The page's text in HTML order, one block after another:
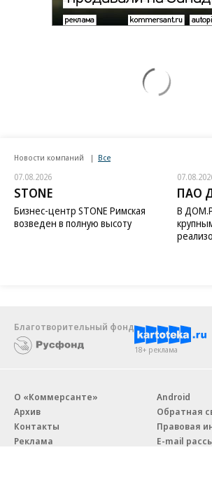
Новости компаний Все
07.08.2026
STONE
Бизнес-центр STONE Римская
возведен в полную высоту
ПАО
В
Благотворительный фонд
18+ реклама
О «Коммерсанте»
Архив
Контакты
Реклама
Android
Обратная
Правовая
E-mail